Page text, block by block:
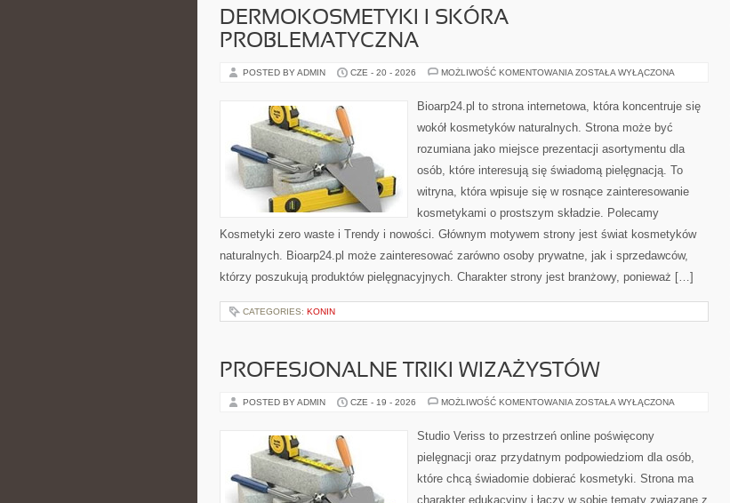
DERMOKOSMETYKI I SKÓRA
PROBLEMATYCZNA
POSTED BY ADMIN CZE - 20 - 2026 MOŻLIWOŚĆ KOMENTOWANIA DERMOKOSMETYKI
PROBLEMATYCZNA
ZOSTAŁA WYŁĄCZONA
Bioarp24.pl to strona internetowa, która koncentruje się
wokół kosmetyków naturalnych. Strona może być
rozumiana jako miejsce prezentacji asortymentu dla
osób, które interesują się świadomą pielęgnacją. To
witryna, która wpisuje się w rosnące zainteresowanie
kosmetykami o prostszym składzie. Polecamy
Kosmetyki zero waste i Trendy i nowości. Głównym motywem strony jest świat kosmetyków
naturalnych. Bioarp24.pl może zainteresować zarówno osoby prywatne, jak i sprzedawców,
którzy poszukują produktów pielęgnacyjnych. Charakter strony jest branżowy, ponieważ […]
CATEGORIES: KONIN
PROFESJONALNE TRIKI WIZAŻYSTÓW
POSTED BY ADMIN CZE - 19 - 2026 MOŻLIWOŚĆ KOMENTOWANIA PROFESJONALNE
ZOSTAŁA WYŁĄCZONA
Studio Veriss to przestrzeń online poświęcony
pielęgnacji oraz przydatnym podpowiedziom dla osób,
które chcą świadomie dobierać kosmetyki. Strona ma
charakter edukacyjny i łączy w sobie tematy związane z